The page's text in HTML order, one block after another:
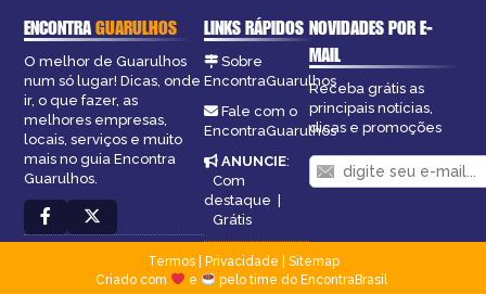
ENCONTRAGUARULHOS
O melhor de Guarulhos
num só lugar! Dicas, onde
ir, o que fazer, as
melhores empresas,
locais, serviços e muito
mais no guia Encontra
Guarulhos.
LINKS RÁPIDOS
Sobre
EncontraGuarulhos
Fale com o
EncontraGuarulhos
ANUNCIE:
Com
destaque |
Grátis
NOVIDADES POR E-
MAIL
Receba grátis as
principais notícias,
dicas e promoções
Termos| Privacidade
Sitemap
Criado com
e pelo time do EncontraBrasil